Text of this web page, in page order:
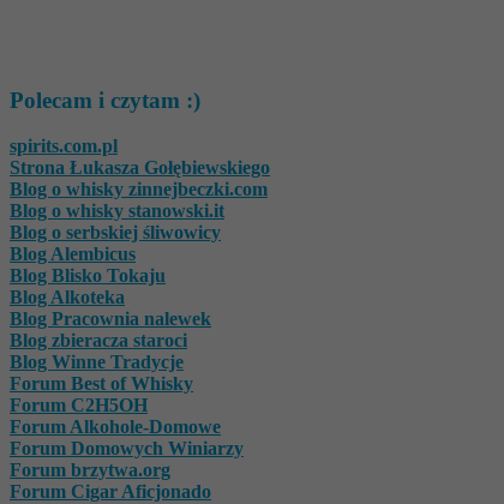
Polecam i czytam :)
spirits.com.pl
Strona Łukasza Gołębiewskiego
Blog o whisky zinnejbeczki.com
Blog o whisky stanowski.it
Blog o serbskiej śliwowicy
Blog Alembicus
Blog Blisko Tokaju
Blog Alkoteka
Blog Pracownia nalewek
Blog zbieracza staroci
Blog Winne Tradycje
Forum Best of Whisky
Forum C2H5OH
Forum Alkohole-Domowe
Forum Domowych Winiarzy
Forum brzytwa.org
Forum Cigar Aficjonado